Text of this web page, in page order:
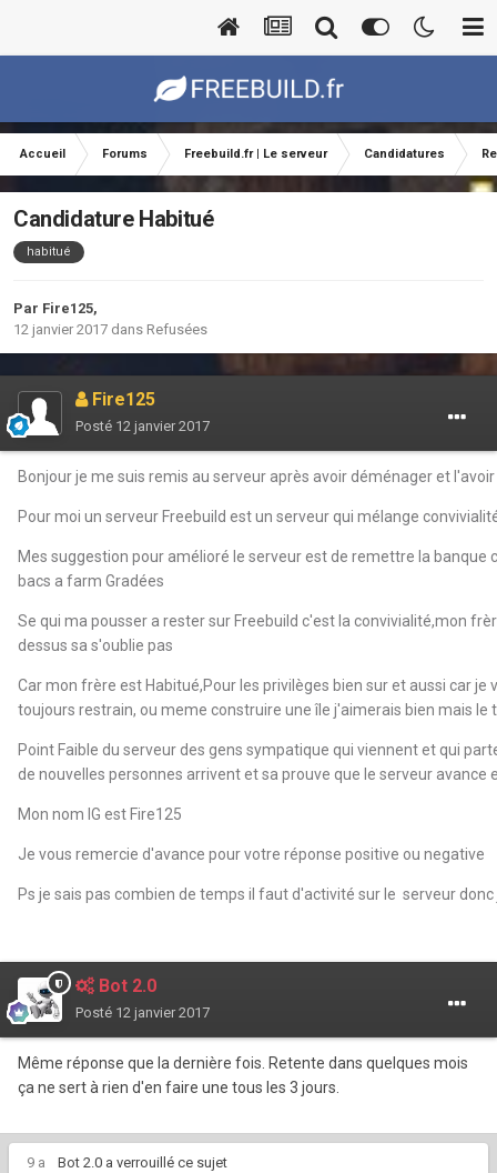
Accueil Forums Freebuild.fr | Le serveur Candidatures
Candidature Habitué
habitué
Par Fire125,
12 janvier 2017 dans Refusées
Fire125
Posté 12 janvier 2017
Bonjour je me suis remis au serveur après avoir déménager et
Pour moi un serveur Freebuild est un serveur qui mélange
Mes suggestion pour amélioré le serveur est de remettre la
bacs a farm Gradées
Se qui ma pousser a rester sur Freebuild c'est la convivialité,mon
dessus sa s'oublie pas
Car mon frère est Habitué,Pour les privilèges bien sur et aussi car
toujours restrain, ou meme construire une île j'aimerais bien mais
Point Faible du serveur des gens sympatique qui viennent et qui
de nouvelles personnes arrivent et sa prouve que le serveur
Mon nom IG est Fire125
Je vous remercie d'avance pour votre réponse positive ou negative
Ps je sais pas combien de temps il faut d'activité sur le serveur
Bot 2.0
Posté 12 janvier 2017
Même réponse que la dernière fois. Retente dans quelques mois
ça ne sert à rien d'en faire une tous les 3 jours.
9 a Bot 2.0 a verrouillé ce sujet